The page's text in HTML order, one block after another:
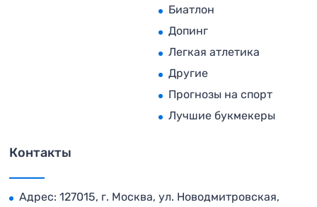
Биатлон
Допинг
Легкая атлетика
Другие
Прогнозы на спорт
Лучшие букмекеры
Контакты
Адрес: 127015, г. Москва, ул. Новодмитровская,